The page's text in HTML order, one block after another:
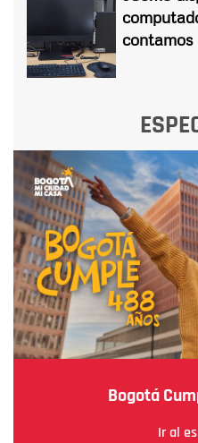
contamos
Bogotá
Ir al